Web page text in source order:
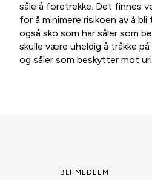
såle å foretrekke. Det finnes
for å minimere risikoen av å
også sko som har såler som
skulle være uheldig å tråkke
og såler som beskytter mot
BLI MEDLEM